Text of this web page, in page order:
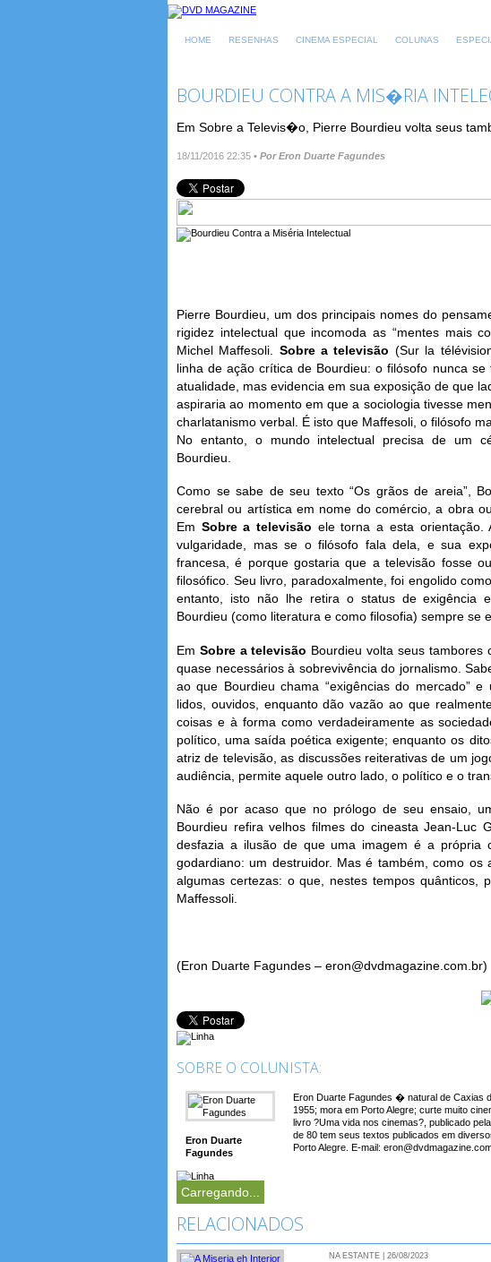
HOME RESENHAS CINEMA ESPECIAL COLUNAS
BOURDIEU CONTRA A MIS�RIA
Em Sobre a Televis�o, Pierre Bourdieu volta seus
18/11/2016 22:35 • Por Eron Duarte Fagundes
Pierre Bourdieu, um dos principais nomes do
rigidez intelectual que incomoda as “mentes mais
Michel Maffesoli. Sobre a televisão (Sur la
linha de ação crítica de Bourdieu: o filósofo nunca
atualidade, mas evidencia em sua exposição de que
aspiraria ao momento em que a sociologia tivesse
charlatanismo verbal. É isto que Maffesoli, o filósofo
No entanto, o mundo intelectual precisa de um
Bourdieu.
Como se sabe de seu texto “Os grãos de areia”,
cerebral ou artística em nome do comércio, a obra
Em Sobre a televisão ele torna a esta orientação.
vulgaridade, mas se o filósofo fala dela, e sua
francesa, é porque gostaria que a televisão fosse
filosófico. Seu livro, paradoxalmente, foi engolido
entanto, isto não lhe retira o status de exigência
Bourdieu (como literatura e como filosofia) sempre se
Em Sobre a televisão Bourdieu volta seus tambores
quase necessários à sobrevivência do jornalismo.
ao que Bourdieu chama “exigências do mercado”
lidos, ouvidos, enquanto dão vazão ao que
coisas e à forma como verdadeiramente as
político, uma saída poética exigente; enquanto os
atriz de televisão, as discussões reiterativas de um
audiência, permite aquele outro lado, o político e o
Não é por acaso que no prólogo de seu ensaio,
Bourdieu refira velhos filmes do cineasta Jean-Luc
desfazia a ilusão de que uma imagem é a própria
godardiano: um destruidor. Mas é também, como
algumas certezas: o que, nestes tempos quânticos,
Maffessoli.
(Eron Duarte Fagundes – eron@dvdmagazine.com.br)
SOBRE O COLUNISTA:
Eron Duarte
Fagundes
Eron Duarte Fagundes � natural de Caxias
1955; mora em Porto Alegre; curte muito
livro ?Uma vida nos cinemas?, publicado
de 80 tem seus textos publicados em
Porto Alegre. E-mail:
Carregando...
RELACIONADOS
NA ESTANTE | 26/08/2023